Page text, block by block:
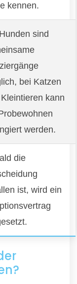
kennen.
sind
bei Katzen
kann
werden.
die
ist, wird ein